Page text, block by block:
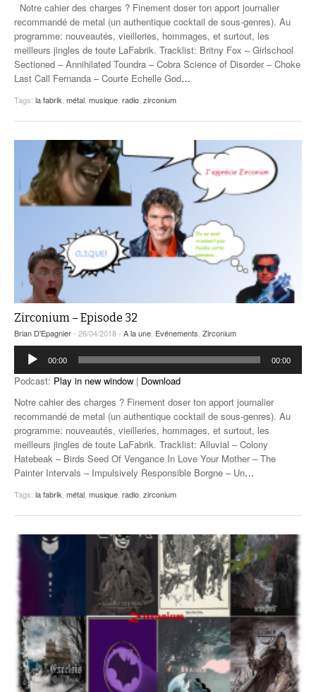
Notre cahier des charges ? Finement doser ton apport journalier
recommandé de metal (un authentique cocktail de sous-genres). Au
programme: nouveautés, vieilleries, hommages, et surtout, les
meilleurs jingles de toute LaFabrik. Tracklist: Britny Fox – Girlschool
Sectioned – Annihilated Toundra – Cobra Science of Disorder – Choke
Last Call Fernanda – Courte Echelle God…
Tags: la fabrik, métal, musique, radio, zirconium
Zirconium – Episode 32
Brian D'Epagnier- 26/04/2018 - A la une Evénements Zirconium
Lecteur
audio
00:00 00:00
Podcast: Play in new window | Download
Notre cahier des charges ? Finement doser ton apport journalier
recommandé de metal (un authentique cocktail de sous-genres). Au
programme: nouveautés, vieilleries, hommages, et surtout, les
meilleurs jingles de toute LaFabrik. Tracklist: Alluvial – Colony
Hatebeak – Birds Seed Of Vengance In Love Your Mother – The
Painter Intervals – Impulsively Responsible Borgne – Un…
Tags: la fabrik métal musique radio zirconium